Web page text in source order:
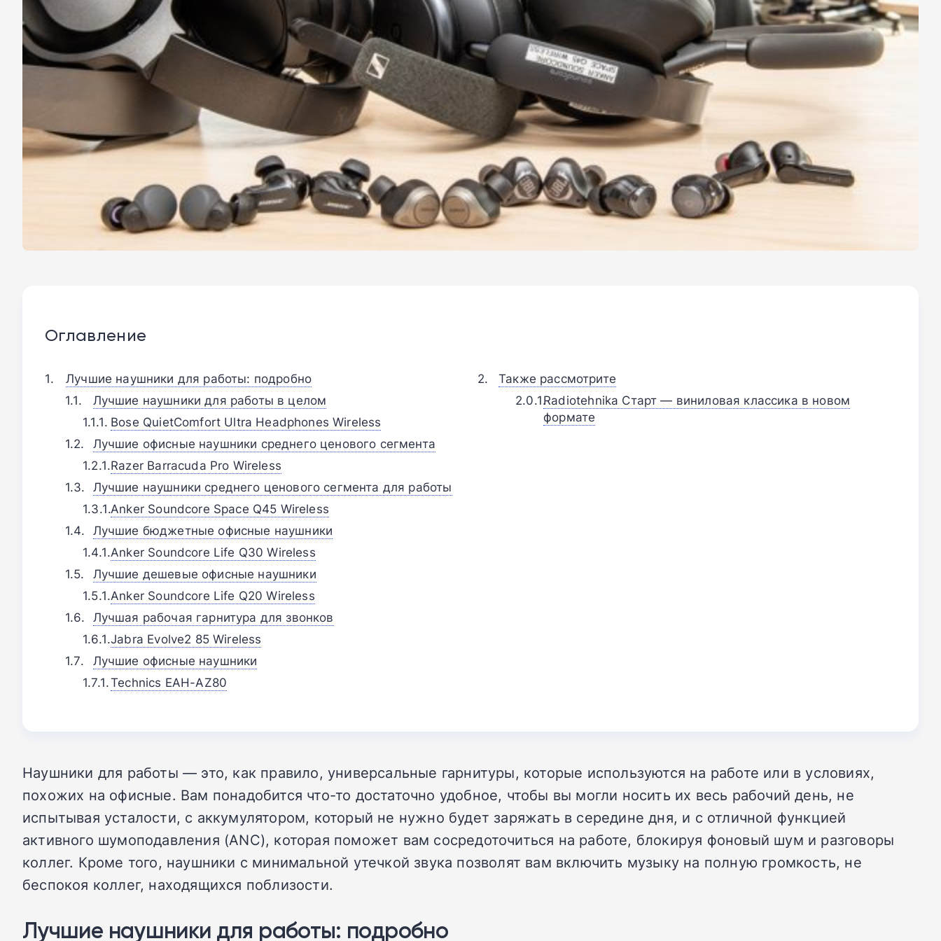
Оглавление
Лучшие наушники для работы: подробно
Лучшие наушники для работы в целом
Bose QuietComfort Ultra Headphones Wireless
Лучшие офисные наушники среднего ценового сегмента
Razer Barracuda Pro Wireless
Лучшие наушники среднего ценового сегмента для работы
Anker Soundcore Space Q45 Wireless
Лучшие бюджетные офисные наушники
Anker Soundcore Life Q30 Wireless
Лучшие дешевые офисные наушники
Anker Soundcore Life Q20 Wireless
Лучшая рабочая гарнитура для звонков
Jabra Evolve2 85 Wireless
Лучшие офисные наушники
Technics EAH-AZ80
Также рассмотрите
Radiotehnika Старт — виниловая классика в новом
формате
Наушники для работы — это, как правило, универсальные гарнитуры, которые используются на работе или в условиях,
похожих на офисные. Вам понадобится что-то достаточно удобное, чтобы вы могли носить их весь рабочий день, не
испытывая усталости, с аккумулятором, который не нужно будет заряжать в середине дня, и с отличной функцией
активного шумоподавления (ANC), которая поможет вам сосредоточиться на работе, блокируя фоновый шум и разговоры
коллег. Кроме того, наушники с минимальной утечкой звука позволят вам включить музыку на полную громкость, не
беспокоя коллег, находящихся поблизости.
Лучшие наушники для работы: подробно